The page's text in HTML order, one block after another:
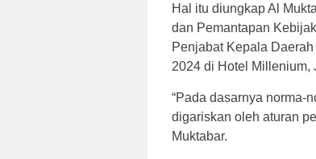
Hal itu diungkap Al
dan Pemantapan
Penjabat Kepala
2024 di Hotel Millenium,
“Pada dasarnya norma-
digariskan oleh aturan
Muktabar.